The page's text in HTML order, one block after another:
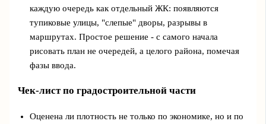
каждую очередь как отдельный ЖК: появляются
тупиковые улицы, "слепые" дворы, разрывы в
маршрутах. Простое решение - с самого начала
рисовать план не очередей, а целого района, помечая
фазы ввода.
Чек‑лист по градостроительной части
Оценена ли плотность не только по экономике, но и по